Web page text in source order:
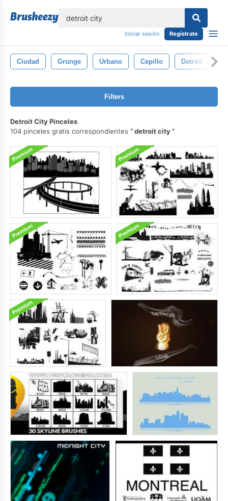
Iniciar sesión Regístrate
Ciudad Grunge Urbano Cepillo Detroit
Filters
Detroit City Pinceles
104 pinceles gratis correspondientes
detroit city